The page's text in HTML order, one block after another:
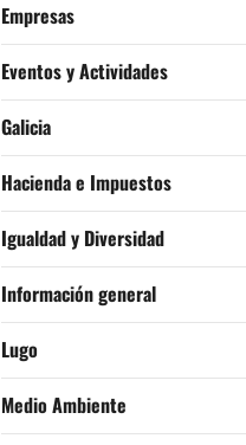
Empresas
Eventos y Actividades
Galicia
Hacienda e Impuestos
Igualdad y Diversidad
Información general
Lugo
Medio Ambiente